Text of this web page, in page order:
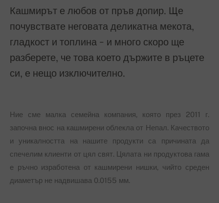
Кашмирът е любов от пръв допир. Ще
почувствате неговата деликатна мекота,
гладкост и топлина - и много скоро ще
разберете, че това което държите в ръцете
си, е нещо изключително.
Ние сме малка семейна компания, която през 2011 г.
започна внос на кашмирени облекла от Непал. Качеството
и уникалността на нашите продукти са причината да
спечелим клиенти от цял свят. Цялата ни продуктова гама
е ръчно изработена от кашмирени нишки, чийто среден
диаметър не надвишава 0.0155 мм.